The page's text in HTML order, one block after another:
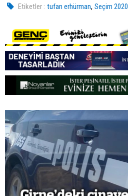
Etiketler : tufan erhürman,Seçim 2020